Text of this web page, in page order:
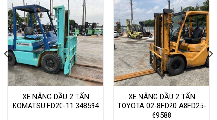
XE NÂNG DẦU 2 TẤN
KOMATSU FD20-11 348594
XE NÂNG DẦU 2 TẤN
TOYOTA 02-8FD20 A8FD25-
69588